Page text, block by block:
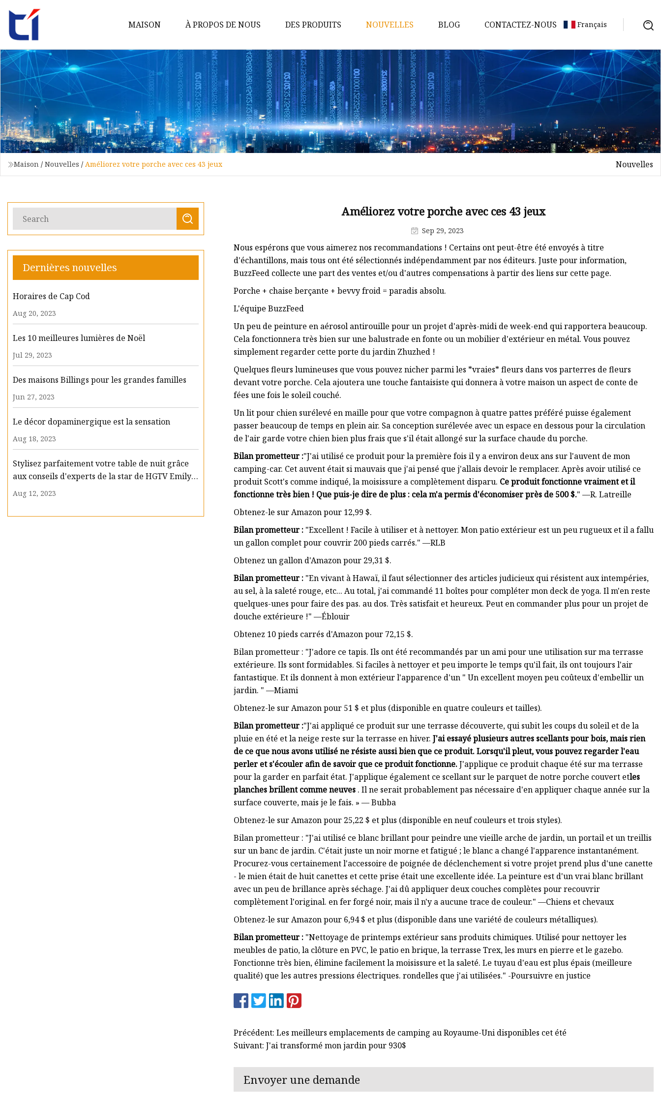
MAISON À PROPOS DE NOUS DES PRODUITS
Lumières de décoration
Arche de bougie
Maison en bois LED
Caisson lumineux en bois
Pyramide LED en bois
Lanternes LED en bois
Ornements en plastique LED
Noël
Lumières d'arbre en bois à LED
NOUVELLES BLOG CONTACTEZ-NOUS Français
Maison / Nouvelles / Améliorez votre porche avec ces 43 jeux Nouvelles
Dernières nouvelles
Horaires de Cap Cod
Aug 20, 2023
Les 10 meilleures lumières de Noël
Jul 29, 2023
Des maisons Billings pour les grandes familles
Jun 27, 2023
Le décor dopaminergique est la sensation
Aug 18, 2023
Stylisez parfaitement votre table de nuit grâce
aux conseils d'experts de la star de HGTV Emily
Henderson
Aug 12, 2023
Améliorez votre porche avec ces 43 jeux
Sep 29, 2023
Nous espérons que vous aimerez nos recommandations ! Certains ont peut-être été envoyés à titre
d'échantillons, mais tous ont été sélectionnés indépendamment par nos éditeurs. Juste pour information,
BuzzFeed collecte une part des ventes et/ou d'autres compensations à partir des liens sur cette page.
Porche + chaise berçante + bevvy froid = paradis absolu.
L'équipe BuzzFeed
Un peu de peinture en aérosol antirouille pour un projet d'après-midi de week-end qui rapportera beaucoup.
Cela fonctionnera très bien sur une balustrade en fonte ou un mobilier d'extérieur en métal. Vous pouvez
simplement regarder cette porte du jardin Zhuzhed !
Quelques fleurs lumineuses que vous pouvez nicher parmi les *vraies* fleurs dans vos parterres de fleurs
devant votre porche. Cela ajoutera une touche fantaisiste qui donnera à votre maison un aspect de conte de
fées une fois le soleil couché.
Un lit pour chien surélevé en maille pour que votre compagnon à quatre pattes préféré puisse également
passer beaucoup de temps en plein air. Sa conception surélevée avec un espace en dessous pour la circulation
de l'air garde votre chien bien plus frais que s'il était allongé sur la surface chaude du porche.
Bilan prometteur :"J'ai utilisé ce produit pour la première fois il y a environ deux ans sur l'auvent de mon
camping-car. Cet auvent était si mauvais que j'ai pensé que j'allais devoir le remplacer. Après avoir utilisé ce
produit Scott's comme indiqué, la moisissure a complètement disparu. Ce produit fonctionne vraiment et il
fonctionne très bien ! Que puis-je dire de plus : cela m'a permis d'économiser près de 500 $." —R. Latreille
Obtenez-le sur Amazon pour 12,99 $.
Bilan prometteur : "Excellent ! Facile à utiliser et à nettoyer. Mon patio extérieur est un peu rugueux et il a fallu
un gallon complet pour couvrir 200 pieds carrés." —RLB
Obtenez un gallon d'Amazon pour 29,31 $.
Bilan prometteur : "En vivant à Hawaï, il faut sélectionner des articles judicieux qui résistent aux intempéries,
au sel, à la saleté rouge, etc... Au total, j'ai commandé 11 boîtes pour compléter mon deck de yoga. Il m'en reste
quelques-unes pour faire des pas. au dos. Très satisfait et heureux. Peut en commander plus pour un projet de
douche extérieure !" —Éblouir
Obtenez 10 pieds carrés d'Amazon pour 72,15 $.
Bilan prometteur : "J'adore ce tapis. Ils ont été recommandés par un ami pour une utilisation sur ma terrasse
extérieure. Ils sont formidables. Si faciles à nettoyer et peu importe le temps qu'il fait, ils ont toujours l'air
fantastique. Et ils donnent à mon extérieur l'apparence d'un " Un excellent moyen peu coûteux d'embellir un
jardin. " —Miami
Obtenez-le sur Amazon pour 51 $ et plus (disponible en quatre couleurs et tailles).
Bilan prometteur :"J'ai appliqué ce produit sur une terrasse découverte, qui subit les coups du soleil et de la
pluie en été et la neige reste sur la terrasse en hiver. J'ai essayé plusieurs autres scellants pour bois, mais rien
de ce que nous avons utilisé ne résiste aussi bien que ce produit. Lorsqu'il pleut, vous pouvez regarder l'eau
perler et s'écouler afin de savoir que ce produit fonctionne.J'applique ce produit chaque été sur ma terrasse
pour la garder en parfait état. J'applique également ce scellant sur le parquet de notre porche couvert etles
planches brillent comme neuves . Il ne serait probablement pas nécessaire d'en appliquer chaque année sur la
surface couverte, mais je le fais. » — Bubba
Obtenez-le sur Amazon pour 25,22 $ et plus (disponible en neuf couleurs et trois styles).
Bilan prometteur : "J'ai utilisé ce blanc brillant pour peindre une vieille arche de jardin, un portail et un treillis
sur un banc de jardin. C'était juste un noir morne et fatigué ; le blanc a changé l'apparence instantanément.
Procurez-vous certainement l'accessoire de poignée de déclenchement si votre projet prend plus d'une canette
- le mien était de huit canettes et cette prise était une excellente idée. La peinture est d'un vrai blanc brillant
avec un peu de brillance après séchage. J'ai dû appliquer deux couches complètes pour recouvrir
complètement l'original. en fer forgé noir, mais il n'y a aucune trace de couleur." —Chiens et chevaux
Obtenez-le sur Amazon pour 6,94 $ et plus (disponible dans une variété de couleurs métalliques).
Bilan prometteur : "Nettoyage de printemps extérieur sans produits chimiques. Utilisé pour nettoyer les
meubles de patio, la clôture en PVC, le patio en brique, la terrasse Trex, les murs en pierre et le gazebo.
Fonctionne très bien, élimine facilement la moisissure et la saleté. Le tuyau d'eau est plus épais (meilleure
qualité) que les autres pressions électriques. rondelles que j'ai utilisées." -Poursuivre en justice
Précédent: Les meilleurs emplacements de camping au Royaume-Uni disponibles cet été
Suivant: J'ai transformé mon jardin pour 930$
Envoyer une demande